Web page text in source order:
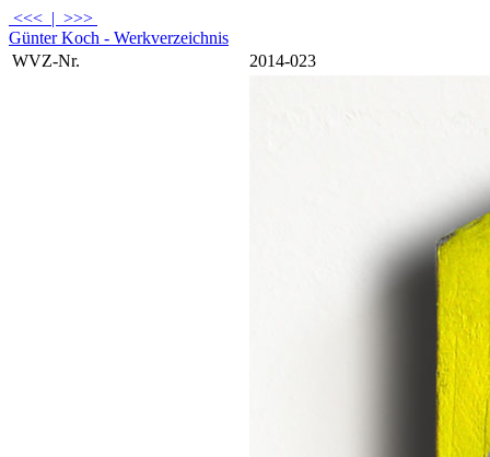
<<< | >>>
Günter Koch - Werkverzeichnis
WVZ-Nr.
2014-023